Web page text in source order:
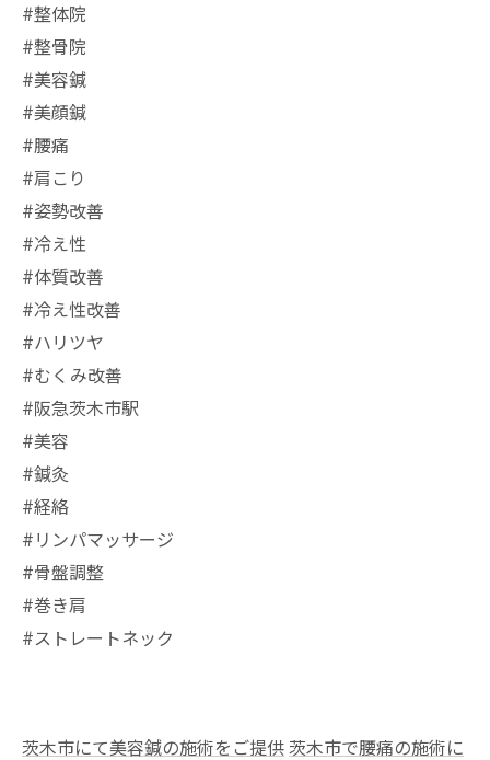
#整体院
#整骨院
#美容鍼
#美顔鍼
#腰痛
#肩こり
#姿勢改善
#冷え性
#体質改善
#冷え性改善
#ハリツヤ
#むくみ改善
#阪急茨木市駅
⁡#美容
#鍼灸
#経絡
#リンパマッサージ
#骨盤調整
#巻き肩
#ストレートネック
茨木市にて美容鍼の施術をご提供茨木市で腰痛の施術に